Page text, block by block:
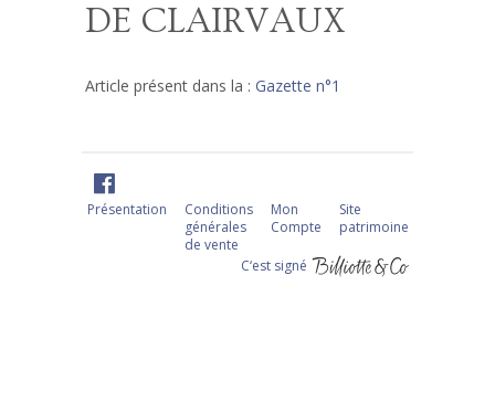
DE CLAIRVAUX
Article présent dans la : Gazette n°1
Présentation
Conditions
générales
de vente
Mon
Compte
Site
patrimoine
C‘est signé